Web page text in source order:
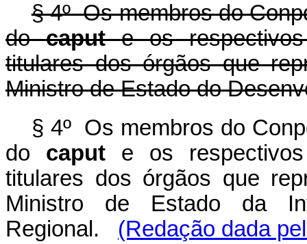
§ 4º Os membros do
docapute os
titulares dos órgãos que
Ministro de Estado do
§ 4º Os membros do
do capute os respectivos
titulares dos órgãos que
Ministro de Estado da
Regional. (Redação dada